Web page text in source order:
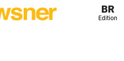
BR
Edition